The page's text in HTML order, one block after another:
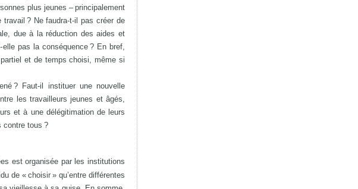
plus jeunes – principalement
? Ne faudra-t-il pas créer de
due à la réduction des aides et
pas la conséquence ? En bref,
et de temps choisi, même si
? Faut-il instituer une nouvelle
les travailleurs jeunes et âgés,
et à une délégitimation de leurs
contre tous ?
est organisée par les institutions
de « choisir » qu’entre différentes